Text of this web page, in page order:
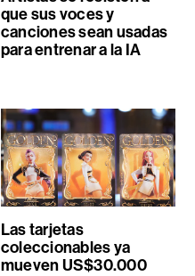
que sus voces y
canciones sean usadas
para entrenar a la IA
Las tarjetas
coleccionables ya
mueven US$30.000